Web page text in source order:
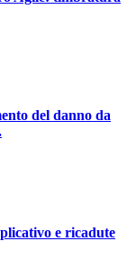
del danno da
e ricadute